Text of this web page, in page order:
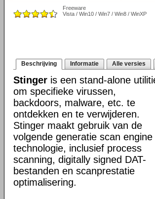
Freeware
Vista / Win10 / Win7 / Win8 / WinXP
Beschrijving Informatie Alle versies
Stinger is een stand-alone
om specifieke virussen,
backdoors, malware, etc. te
ontdekken en te verwijderen.
Stinger maakt gebruik van de
volgende generatie scan engine
technologie, inclusief process
scanning, digitally signed DAT-
bestanden en scanprestatie
optimalisering.